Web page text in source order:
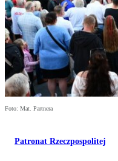
Foto: Mat. Partnera
Patronat Rzeczpospolitej